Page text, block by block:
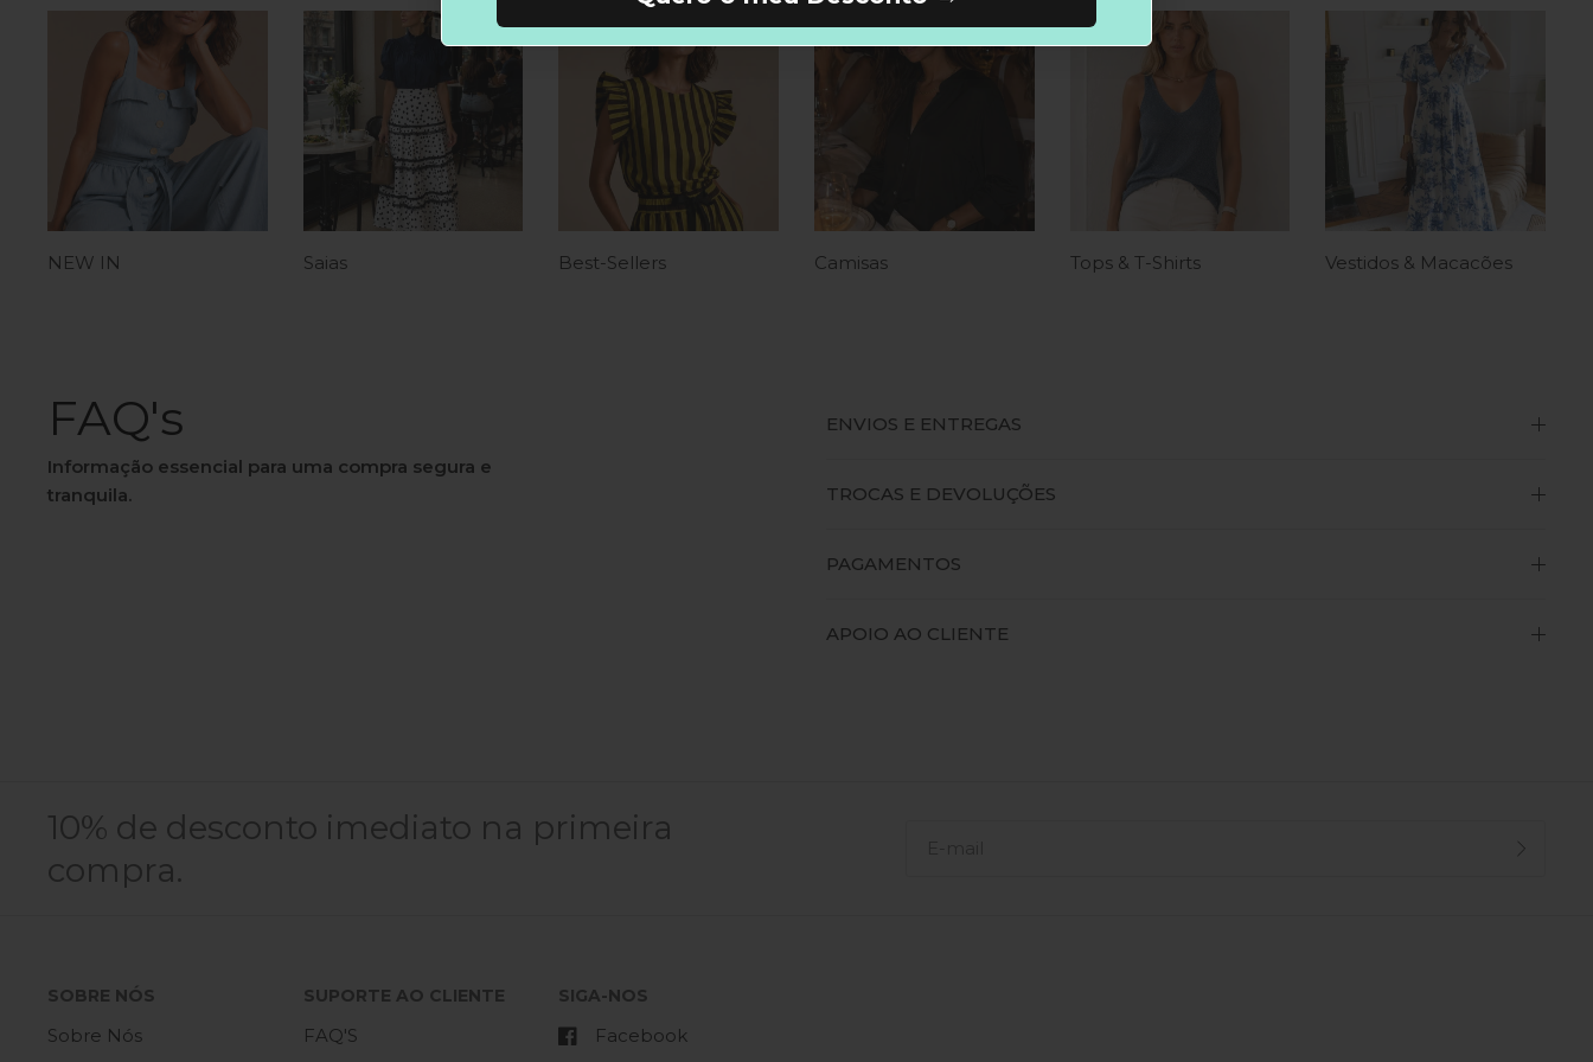
NEW IN Saias Best-Sellers Camisas Tops & T-Shirts Vestidos & Macacões
FAQ's
Informação essencial para uma compra segura e
tranquila.
ENVIOS E ENTREGAS
TROCAS E DEVOLUÇÕES
PAGAMENTOS
APOIO AO CLIENTE
10% de desconto imediato na primeira
compra.
SOBRE NÓS
Sobre Nós
SUPORTE AO CLIENTE
FAQ'S
SIGA-NOS
Facebook